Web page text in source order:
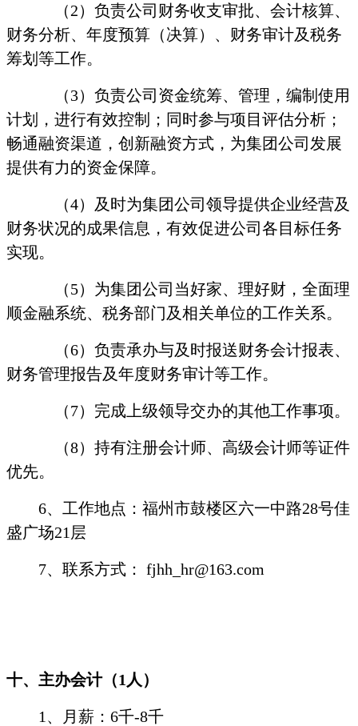
（2）负责公司财务收支审批、会计核算、
财务分析、年度预算（决算）、财务审计及税务
筹划等工作。
（3）负责公司资金统筹、管理，编制使用
计划，进行有效控制；同时参与项目评估分析；
畅通融资渠道，创新融资方式，为集团公司发展
提供有力的资金保障。
（4）及时为集团公司领导提供企业经营及
财务状况的成果信息，有效促进公司各目标任务
实现。
（5）为集团公司当好家、理好财，全面理
顺金融系统、税务部门及相关单位的工作关系。
（6）负责承办与及时报送财务会计报表、
财务管理报告及年度财务审计等工作。
（7）完成上级领导交办的其他工作事项。
（8）持有注册会计师、高级会计师等证件
优先。
6、工作地点：福州市鼓楼区六一中路28号佳
盛广场21 层
7、联系方式： fjhh_hr@163.com
十、主办会计（1 人）
1 、月薪： 6千-8千